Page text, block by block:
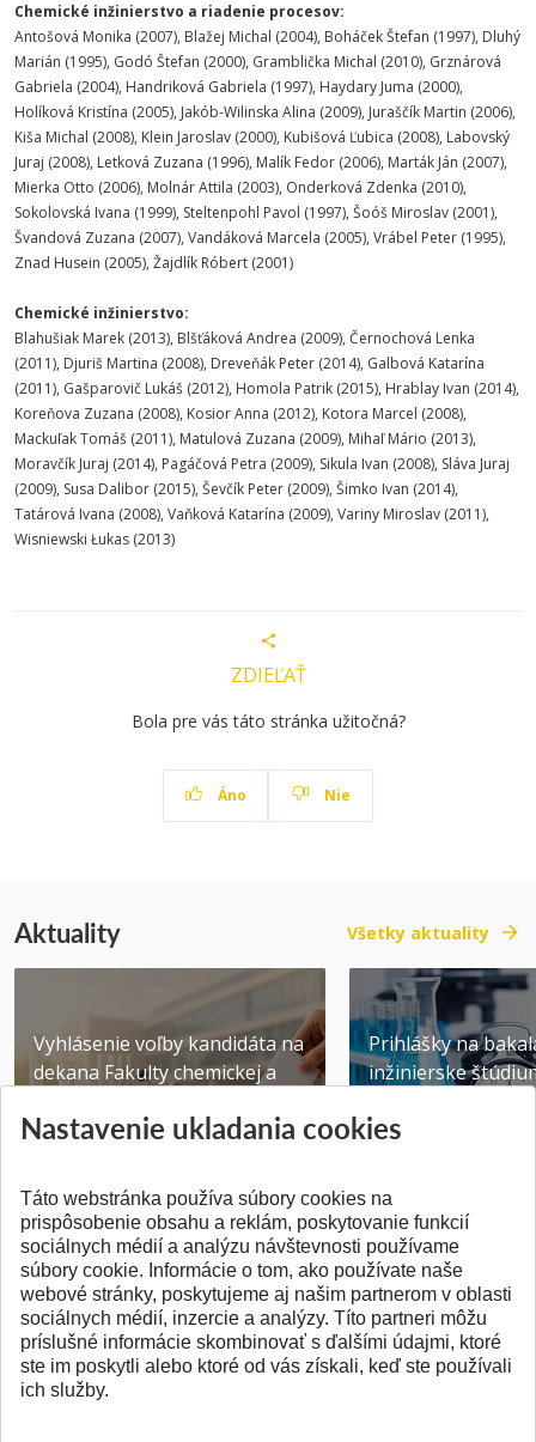
Chemické inžinierstvo a riadenie procesov:
Antošová Monika (2007), Blažej Michal (2004), Boháček Štefan (1997), Dluhý
Marián (1995), Godó Štefan (2000), Gramblička Michal (2010), Grznárová
Gabriela (2004), Handriková Gabriela (1997), Haydary Juma (2000),
Holíková Kristína (2005), Jakób-Wilinska Alina (2009), Juraščík Martin (2006),
Kiša Michal (2008), Klein Jaroslav (2000), Kubišová Ľubica (2008), Labovský
Juraj (2008), Letková Zuzana (1996), Malík Fedor (2006), Marták Ján (2007),
Mierka Otto (2006), Molnár Attila (2003), Onderková Zdenka (2010),
Sokolovská Ivana (1999), Steltenpohl Pavol (1997), Šoóš Miroslav (2001),
Švandová Zuzana (2007), Vandáková Marcela (2005), Vrábel Peter (1995),
Znad Husein (2005), Žajdlík Róbert (2001)
Chemické inžinierstvo:
Blahušiak Marek (2013), Blšťáková Andrea (2009), Černochová Lenka
(2011), Djuriš Martina (2008), Dreveňák Peter (2014), Galbová Katarína
(2011), Gašparovič Lukáš (2012), Homola Patrik (2015), Hrablay Ivan (2014),
Koreňova Zuzana (2008), Kosior Anna (2012), Kotora Marcel (2008),
Mackuľak Tomáš (2011), Matulová Zuzana (2009), Mihaľ Mário (2013),
Moravčík Juraj (2014), Pagáčová Petra (2009), Sikula Ivan (2008), Sláva Juraj
(2009), Susa Dalibor (2015), Ševčík Peter (2009), Šimko Ivan (2014),
Tatárová Ivana (2008), Vaňková Katarína (2009), Variny Miroslav (2011),
Wisniewski Łukas (2013)
ZDIEĽAŤ
Bola pre vás táto stránka užitočná?
Áno Nie
Aktuality Všetky aktuality
Vyhlásenie voľby kandidáta na
dekana Fakulty chemickej a
Publikované 31.07.2026
Prihlášky na
inžinierske
Publikované
SPÄŤ NA VRCH
Nastavenie ukladania cookies
Táto webstránka používa súbory cookies na
prispôsobenie obsahu a reklám, poskytovanie funkcií
sociálnych médií a analýzu návštevnosti používame
súbory cookie. Informácie o tom, ako používate naše
webové stránky, poskytujeme aj našim partnerom v oblasti
sociálnych médií, inzercie a analýzy. Títo partneri môžu
príslušné informácie skombinovať s ďalšími údajmi, ktoré
ste im poskytli alebo ktoré od vás získali, keď ste používali
ich služby.